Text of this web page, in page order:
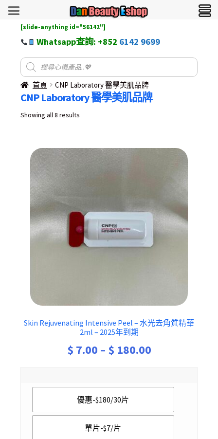
[slide-anything id="56142"]
Whatsapp查詢: +852 6142 9699
首頁 CNP Laboratory 醫學美肌品牌
CNP Laboratory 醫學美肌品牌
Showing all 8 resultsSorted
Skin Rejuvenating Intensive Peel – 水光去角質精華
2ml – 2025年到期
$ 7.00 – $ 180.00Price
$ 7.00
優惠-$180/30片
單片-$7/片